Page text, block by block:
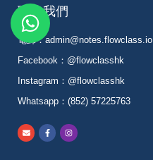
聯絡我們
電郵：admin@notes.flowclass.io
Facebook：@flowclasshk
Instagram：@flowclasshk
Whatsapp：(852) 57225763
E
n
v
F
a
c
n
s
W
h
a
s
a
p